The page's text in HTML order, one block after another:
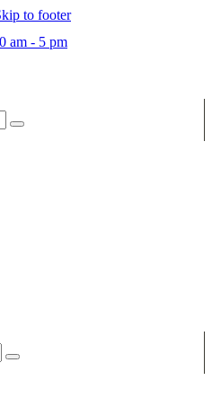
to footer
am - 5 pm